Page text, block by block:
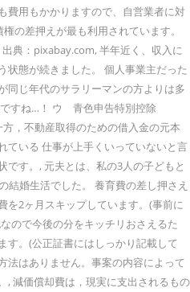
費用もかかりますので、自営業者に対
の差押えが最も利用されています。
典：pixabay.com, 半年近く、収入に
状態が続きました。 個人事業主だった
同じ年代のサラリーマンの方よりは多
ですね…！ ウ 青色申告特別控除
，不動産取得のための借入金の元本
ている 仕事が上手くいっていないと言
す。, 元夫とは、私の3人の子どもと
結婚生活でした。 養育費の差し押さえ
を2ヶ月スキップしています。(事前に
ので今後の分をキッチリおさえるた
す。(公正証書にはしっかり記載して
法はありません。事案の内容によって
, 減価償却費は，現実に支出されるもの